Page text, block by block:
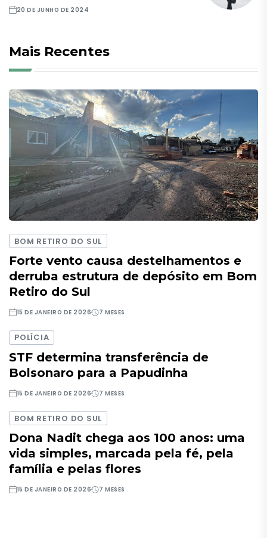
20 DE JUNHO DE 2024
Mais Recentes
BOM RETIRO DO SUL
Forte vento causa destelhamentos e
derruba estrutura de depósito em Bom
Retiro do Sul
15 DE JANEIRO DE 2026 7 MESES
POLÍCIA
STF determina transferência de
Bolsonaro para a Papudinha
15 DE JANEIRO DE 2026 7 MESES
BOM RETIRO DO SUL
Dona Nadit chega aos 100 anos: uma
vida simples, marcada pela fé, pela
família e pelas flores
15 DE JANEIRO DE 2026 7 MESES